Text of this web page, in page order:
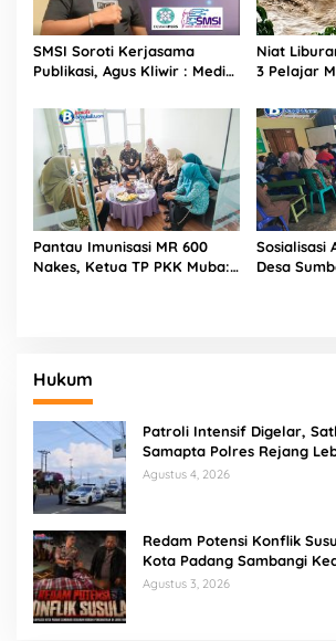
SMSI Soroti Kerjasama
Publikasi, Agus Kliwir : Media
Konstituen Dewan Pers
Niat
3 Pelajar
Pantau Imunisasi MR 600
Nakes, Ketua TP PKK Muba:
Sosialisasi
Desa
Hukum
Patroli Intensif Digelar,
Samapta Polres Rejang
Berantas Balap Liar
Agustus 4, 2026
Redam Potensi Konflik
Kota Padang Sambangi
Penganiayaan di Lubuk
Agustus 3, 2026